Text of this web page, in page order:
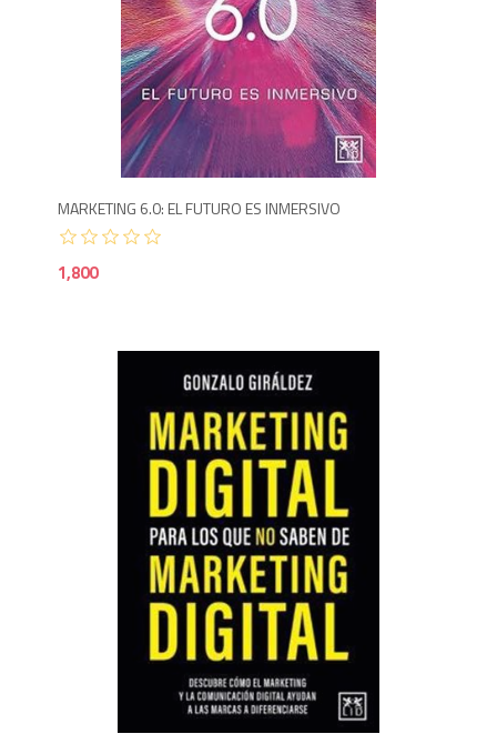
MARKETING 6.0: EL FUTURO ES INMERSIVO
1,800